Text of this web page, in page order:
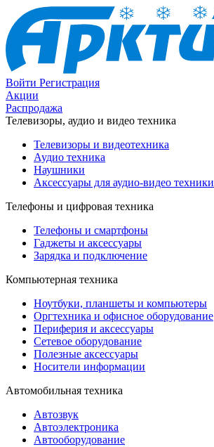
Войти Регистрация
Акции
Распродажа
Телевизоры, аудио и видео техника
Телевизоры и видеотехника
Аудио техника
Наушники
Аксессуары для аудио-видео техники
Телефоны и цифровая техника
Телефоны и смартфоны
Гаджеты и аксессуары
Зарядка и подключение
Компьютерная техника
Ноутбуки, планшеты и компьютеры
Оргтехника и офисное оборудование
Периферия и аксессуары
Cетевое оборудование
Полезные аксессуары
Носители информации
Автомобильная техника
Автозвук
Автоэлектроника
Автооборудование